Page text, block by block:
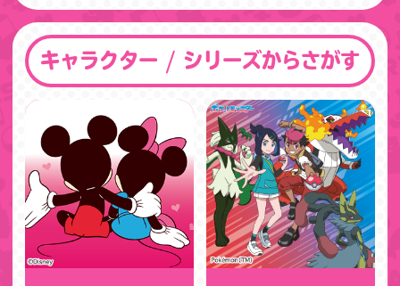
キャラクター / シリーズからさがす